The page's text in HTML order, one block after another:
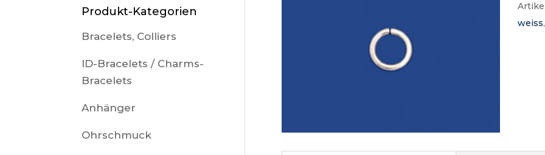
weiss
Produkt-Kategorien
Bracelets, Colliers
ID-Bracelets / Charms-
Bracelets
Anhänger
Ohrschmuck